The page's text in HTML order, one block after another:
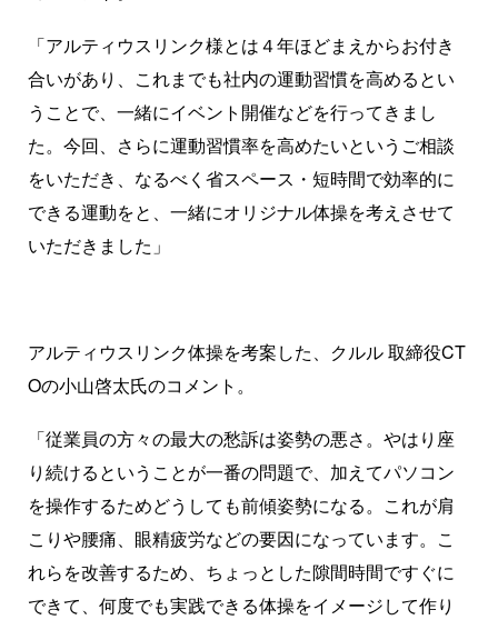
「アルティウスリンク様とは４年ほどまえからお付き
合いがあり、これまでも社内の運動習慣を高めるとい
うことで、一緒にイベント開催などを行ってきまし
た。今回、さらに運動習慣率を高めたいというご相談
をいただき、なるべく省スペース・短時間で効率的に
できる運動をと、一緒にオリジナル体操を考えさせて
いただきました」
アルティウスリンク体操を考案した、クルル 取締役CT
Oの小山啓太氏のコメント。
「従業員の方々の最大の愁訴は姿勢の悪さ。やはり座
り続けるということが一番の問題で、加えてパソコン
を操作するためどうしても前傾姿勢になる。これが肩
こりや腰痛、眼精疲労などの要因になっています。こ
れらを改善するため、ちょっとした隙間時間ですぐに
できて、何度でも実践できる体操をイメージして作り